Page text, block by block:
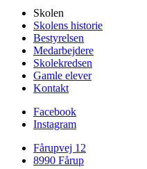
Skolen
Skolens historie
Bestyrelsen
Medarbejdere
Skolekredsen
Gamle elever
Kontakt
Facebook
Instagram
Fårupvej 12
8990 Fårup